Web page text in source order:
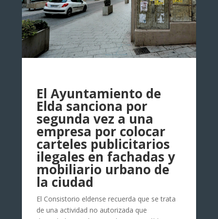
El Ayuntamiento de
Elda sanciona por
segunda vez a una
empresa por colocar
carteles publicitarios
ilegales en fachadas y
mobiliario urbano de
la ciudad
El Consistorio eldense recuerda que se trata
de una actividad no autorizada que